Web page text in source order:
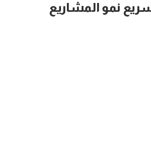
نمو المشاريع